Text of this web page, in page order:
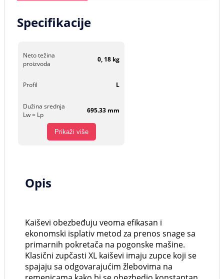
Specifikacije
Neto težina
proizvoda
0, 18 kg
Profil L
Dužina srednja
Lw = Lp
695.33 mm
Prikaži više
Opis
Kaiševi obezbeđuju veoma efikasan i
ekonomski isplativ metod za prenos snage sa
primarnih pokretača na pogonske mašine.
Klasični zupčasti XL kaiševi imaju zupce koji se
spajaju sa odgovarajućim žlebovima na